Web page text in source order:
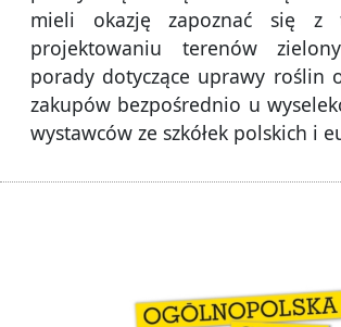
mieli okazję zapoznać się z
projektowaniu terenów
porady dotyczące uprawy roślin
zakupów bezpośrednio u
wystawców ze szkółek polskich i